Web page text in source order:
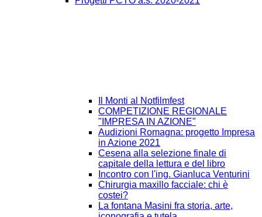
Il Monti al Notfilmfest
COMPETIZIONE REGIONALE
"IMPRESA IN AZIONE"
Audizioni Romagna: progetto Impresa
in Azione 2021
Cesena alla selezione finale di
capitale della lettura e del libro
Incontro con l'ing. Gianluca Venturini
Chirurgia maxillo facciale: chi è
costei?
La fontana Masini fra storia, arte,